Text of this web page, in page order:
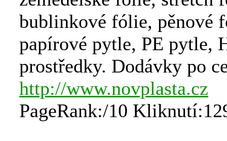
bublinkové fólie, pěnové
papírové pytle, PE pytle,
prostředky. Dodávky po
http://www.novplasta.cz
PageRank:/10